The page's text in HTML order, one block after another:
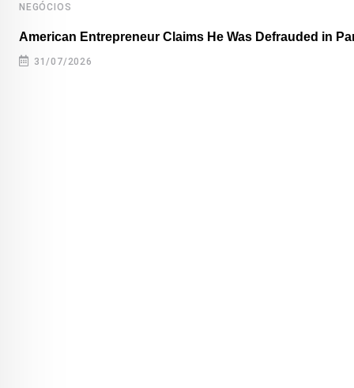
NEGÓCIOS
American Entrepreneur Claims He Was Defrauded in
31/07/2026